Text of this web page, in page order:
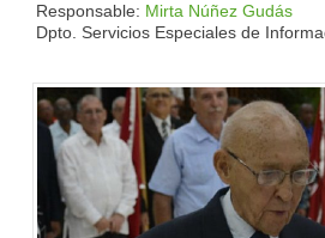
Responsable: Mirta Núñez Gudás
Dpto. Servicios Especiales de